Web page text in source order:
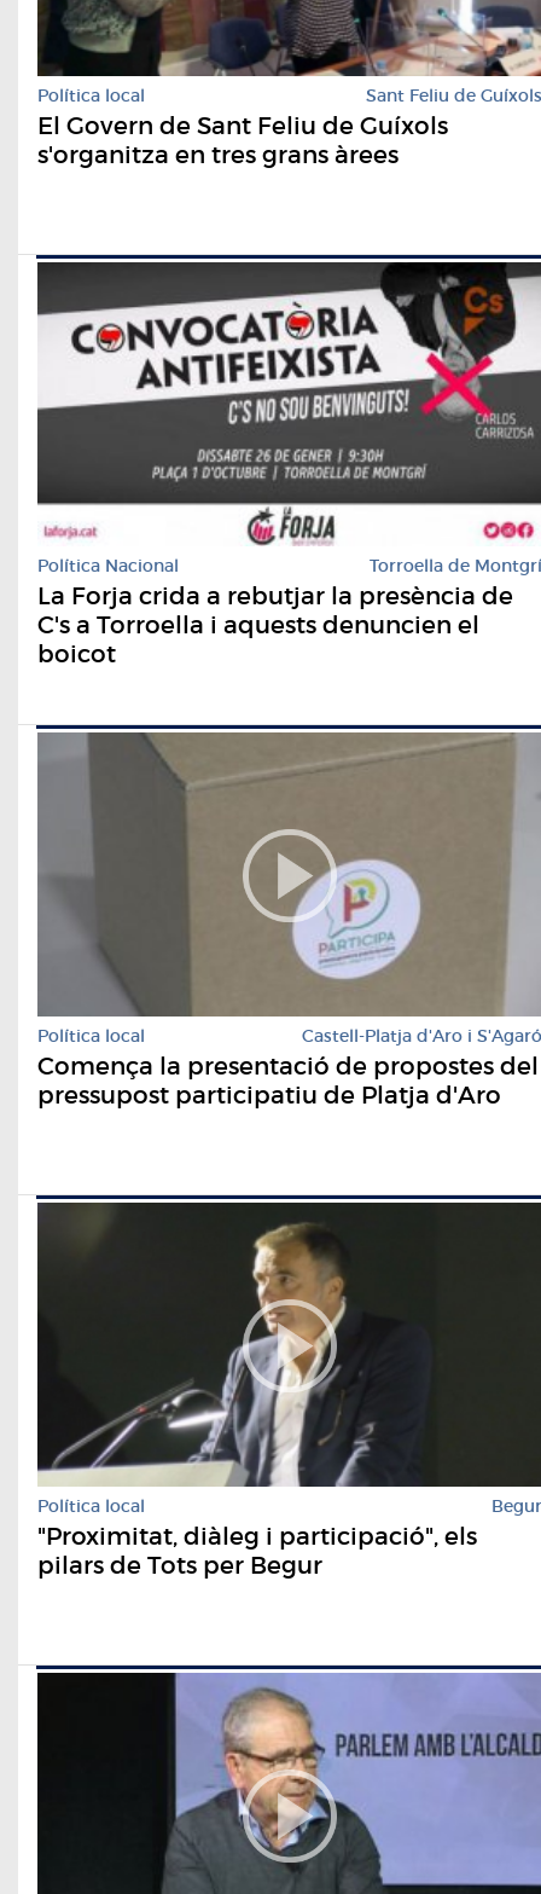
Política local Sant Feliu de Guíxols
El Govern de Sant Feliu de Guíxols
s'organitza en tres grans àrees
Política Nacional Torroella de Montgrí
La Forja crida a rebutjar la presència de
C's a Torroella i aquests denuncien el
boicot
Política local Castell-Platja d'Aro i S'Agaró
Comença la presentació de propostes del
pressupost participatiu de Platja d'Aro
Política local Begur
"Proximitat, diàleg i participació", els
pilars de Tots per Begur